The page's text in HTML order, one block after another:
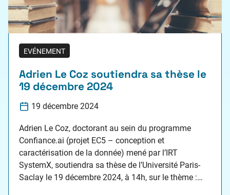
EVÉNEMENT
Adrien Le Coz soutiendra sa thèse le
19 décembre 2024
19 décembre 2024
Adrien Le Coz, doctorant au sein du programme
Confiance.ai (projet EC5 – conception et
caractérisation de la donnée) mené par l’IRT
SystemX, soutiendra sa thèse de l’Université Paris-
Saclay le 19 décembre 2024, à 14h, sur le thème :